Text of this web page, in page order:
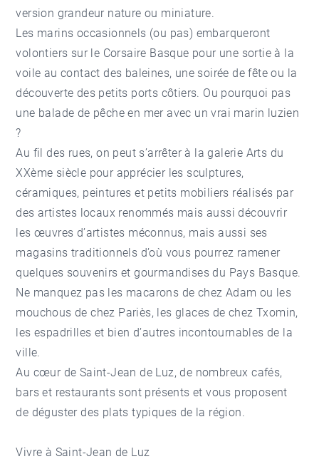
version grandeur nature ou miniature.
Les marins occasionnels (ou pas) embarqueront
volontiers sur le Corsaire Basque pour une sortie à la
voile au contact des baleines, une soirée de fête ou la
découverte des petits ports côtiers. Ou pourquoi pas
une balade de pêche en mer avec un vrai marin luzien
?
Au fil des rues, on peut s’arrêter à la galerie Arts du
XXème siècle pour apprécier les sculptures,
céramiques, peintures et petits mobiliers réalisés par
des artistes locaux renommés mais aussi découvrir
les œuvres d’artistes méconnus, mais aussi ses
magasins traditionnels d’où vous pourrez ramener
quelques souvenirs et gourmandises du Pays Basque.
Ne manquez pas les macarons de chez Adam ou les
mouchous de chez Pariès, les glaces de chez Txomin,
les espadrilles et bien d’autres incontournables de la
ville.
Au cœur de Saint-Jean de Luz, de nombreux cafés,
bars et restaurants sont présents et vous proposent
de déguster des plats typiques de la région.
Vivre à Saint-Jean de Luz